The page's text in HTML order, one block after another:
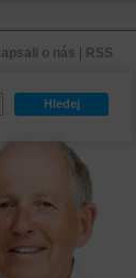
o nás
RSS
Hledej